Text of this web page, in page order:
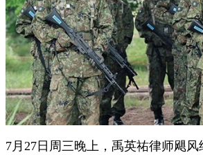
7月27日周三晚上，禹英祐律师飓